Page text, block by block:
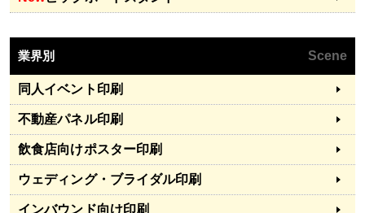
業界別 Scene
同人イベント印刷
不動産パネル印刷
飲食店向けポスター印刷
ウェディング・ブライダル印刷
インバウンド向け印刷